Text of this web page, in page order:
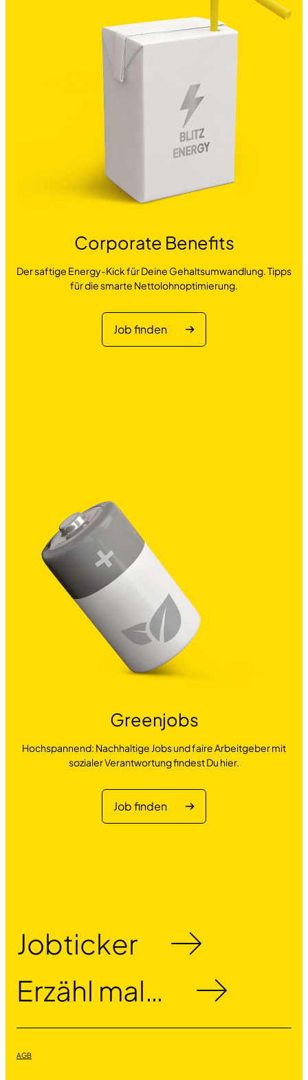
Corporate Benefits
Der saftige Energy-Kick für Deine Gehaltsumwandlung. Tipps
für die smarte Nettolohnoptimierung.
Job finden
Greenjobs
Hochspannend: Nachhaltige Jobs und faire Arbeitgeber mit
sozialer Verantwortung findest Du hier.
Job finden
Jobticker
Erzähl mal…
AGB